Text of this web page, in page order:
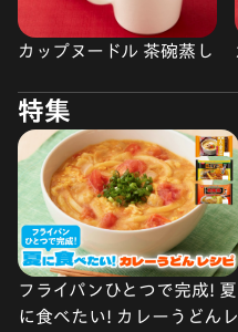
カップヌードル 茶碗蒸し
特集
フライパンひとつで完成! 夏
に食べたい! カレーうどんレ